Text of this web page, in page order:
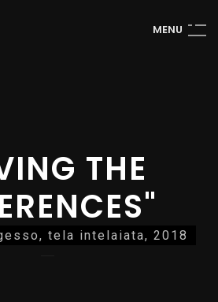
MENU
THE
tela intelaiata, 2018